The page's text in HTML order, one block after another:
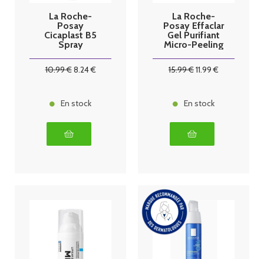
La Roche-
Posay
Cicaplast B5
Spray
ml
10.99€8.24€
En stock
La Roche-
Posay Effaclar
Gel Purifiant
Micro-Peeling
15.99€11.99 €
En stock